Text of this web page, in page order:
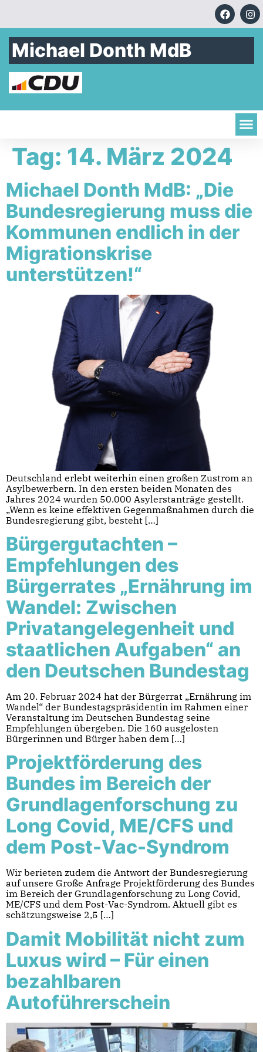
Michael Donth MdB
Tag: 14. März 2024
Michael Donth MdB: „Die
Bundesregierung muss die
Kommunen endlich in der
Migrationskrise
unterstützen!“
Deutschland erlebt weiterhin einen großen Zustrom an
Asylbewerbern. In den ersten beiden Monaten des
Jahres 2024 wurden 50.000 Asylerstanträge gestellt.
„Wenn es keine effektiven Gegenmaßnahmen durch die
Bundesregierung gibt, besteht […]
Bürgergutachten –
Empfehlungen des
Bürgerrates „Ernährung im
Wandel: Zwischen
Privatangelegenheit und
staatlichen Aufgaben“ an
den Deutschen Bundestag
Am 20. Februar 2024 hat der Bürgerrat „Ernährung im
Wandel“ der Bundestagspräsidentin im Rahmen einer
Veranstaltung im Deutschen Bundestag seine
Empfehlungen übergeben. Die 160 ausgelosten
Bürgerinnen und Bürger haben dem […]
Projektförderung des
Bundes im Bereich der
Grundlagenforschung zu
Long Covid, ME/CFS und
dem Post-Vac-Syndrom
Wir berieten zudem die Antwort der Bundesregierung
auf unsere Große Anfrage Projektförderung des Bundes
im Bereich der Grundlagenforschung zu Long Covid,
ME/CFS und dem Post-Vac-Syndrom. Aktuell gibt es
schätzungsweise 2,5 […]
Damit Mobilität nicht zum
Luxus wird – Für einen
bezahlbaren
Autoführerschein